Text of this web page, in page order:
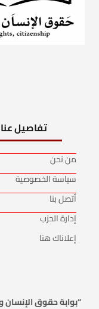
تفاصيل عنا
من نحن
سياسة الخصوصية
أتصل بنا
إدارة الحزب
إعلاناك هنا
“بوابة حقوق الإنسان